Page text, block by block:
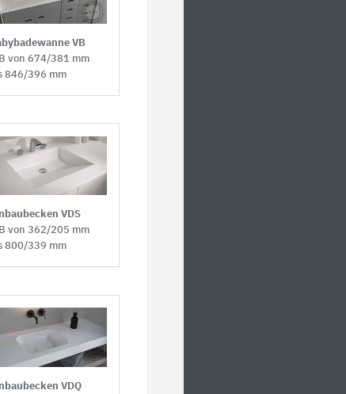
VB
B von 674/381 mm
846/396 mm
VDS
von 362/205 mm
800/339 mm
VDQ